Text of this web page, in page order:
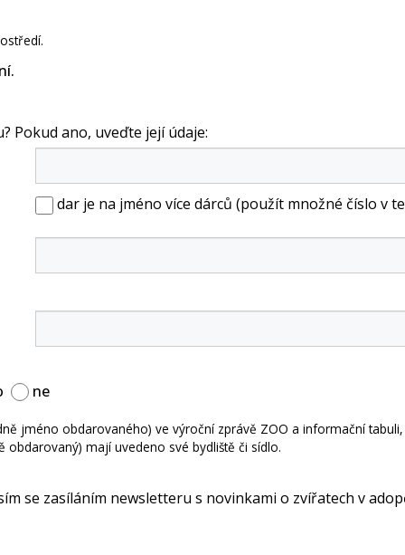
Pokud ano, uveďte její údaje:
dar je na jméno více dárců (použít množné číslo v
ne
jméno obdarovaného) ve výroční zprávě ZOO a informační
mají uvedeno své bydliště či sídlo.
se zasíláním newsletteru s novinkami o zvířatech v